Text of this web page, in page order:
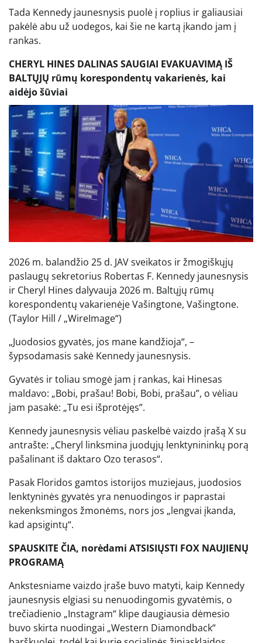
Tada Kennedy jaunesnysis puolė į roplius ir galiausiai
pakėlė abu už uodegos, kai šie ne kartą įkando jam į
rankas.
CHERYL HINES DALINAS SAUGIAI EVAKUAVIMĄ IŠ
BALTŲJŲ rūmų korespondentų vakarienės, kai
aidėjo šūviai
2026 m. balandžio 25 d. JAV sveikatos ir žmogiškųjų
paslaugų sekretorius Robertas F. Kennedy jaunesnysis
ir Cheryl Hines dalyvauja 2026 m. Baltųjų rūmų
korespondentų vakarienėje Vašingtone, Vašingtone.
(Taylor Hill / „WireImage“)
„Juodosios gyvatės, jos mane kandžioja“, –
šypsodamasis sakė Kennedy jaunesnysis.
Gyvatės ir toliau smogė jam į rankas, kai Hinesas
maldavo: „Bobi, prašau! Bobi, Bobi, prašau”, o vėliau
jam pasakė: „Tu esi išprotėjęs”.
Kennedy jaunesnysis vėliau paskelbė vaizdo įrašą X su
antrašte: „Cheryl linksmina juodųjų lenktynininkų porą
pašalinant iš daktaro Ozo terasos“.
Pasak Floridos gamtos istorijos muziejaus, juodosios
lenktyninės gyvatės yra nenuodingos ir paprastai
nekenksmingos žmonėms, nors jos „lengvai įkanda,
kad apsigintų“.
SPAUSKITE ČIA, norėdami ATSISIŲSTI FOX NAUJIENŲ
PROGRAMĄ
Ankstesniame vaizdo įraše buvo matyti, kaip Kennedy
jaunesnysis elgiasi su nenuodingomis gyvatėmis, o
trečiadienio „Instagram“ klipe daugiausia dėmesio
buvo skirta nuodingai „Western Diamondback“